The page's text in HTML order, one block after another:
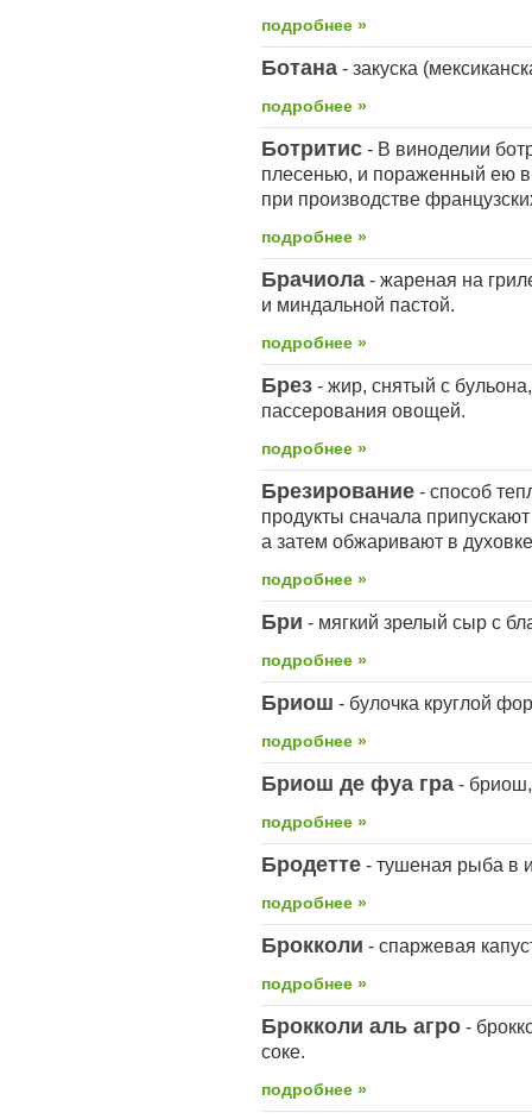
подробнее »
Ботана - закуска
подробнее »
Ботритис - В виноделии
плесенью, и пораженный ею
при производстве
подробнее »
Брачиола - жареная на
и миндальной пастой.
подробнее »
Брез - жир, снятый с
пассерования овощей.
подробнее »
Брезирование - способ
продукты сначала
а затем обжаривают в
подробнее »
Бри - мягкий зрелый сыр с
подробнее »
Бриош - булочка круглой
подробнее »
Бриош де фуа гра - бриош,
подробнее »
Бродетте - тушеная рыба в
подробнее »
Брокколи - спаржевая
подробнее »
Брокколи аль агро -
соке.
подробнее »